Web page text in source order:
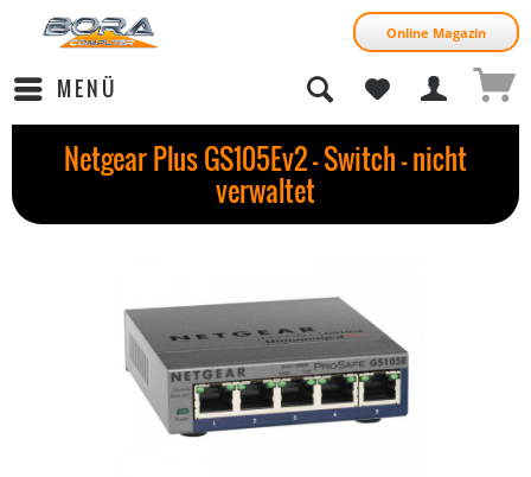
Online Magazin
MENÜ
Netgear Plus GS105Ev2 - Switch - nicht
verwaltet